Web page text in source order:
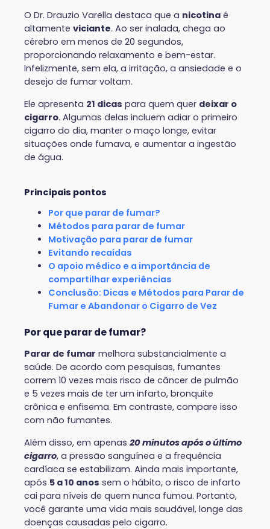
O Dr. Drauzio Varella destaca que a nicotina é
altamente viciante. Ao ser inalada, chega ao
cérebro em menos de 20 segundos,
proporcionando relaxamento e bem-estar.
Infelizmente, sem ela, a irritação, a ansiedade e o
desejo de fumar voltam.
Ele apresenta 21 dicas para quem quer deixar o
cigarro. Algumas delas incluem adiar o primeiro
cigarro do dia, manter o maço longe, evitar
situações onde fumava, e aumentar a ingestão
de água.
Principais pontos
Por que parar de fumar?
Métodos para parar de fumar
Motivação para parar de fumar
Evitando recaídas
O apoio médico e a importância de
compartilhar experiências
Conclusão: Dicas e Métodos para Parar de
Fumar e Abandonar o Cigarro de Vez
Por que parar de fumar?
Parar de fumar melhora substancialmente a
saúde. De acordo com pesquisas, fumantes
correm 10 vezes mais risco de câncer de pulmão
e 5 vezes mais de ter um infarto, bronquite
crônica e enfisema. Em contraste, compare isso
com não fumantes.
Além disso, em apenas 20 minutos após o último
cigarro, a pressão sanguínea e a frequência
cardíaca se estabilizam. Ainda mais importante,
após 5 a 10 anos sem o hábito, o risco de infarto
cai para níveis de quem nunca fumou. Portanto,
você garante uma vida mais saudável, longe das
doenças causadas pelo cigarro.